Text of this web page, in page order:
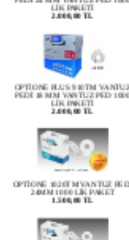
OPTİONE PLUS 910TM VANTUZ
PEDİ 18 MM VANTUZ PED 1000
LİK PAKETİ
2.000,00 TL
OPTİONE 1020TM VANTUZ PEDİ
24MM 1000 LİK PAKET
1.500,00 TL